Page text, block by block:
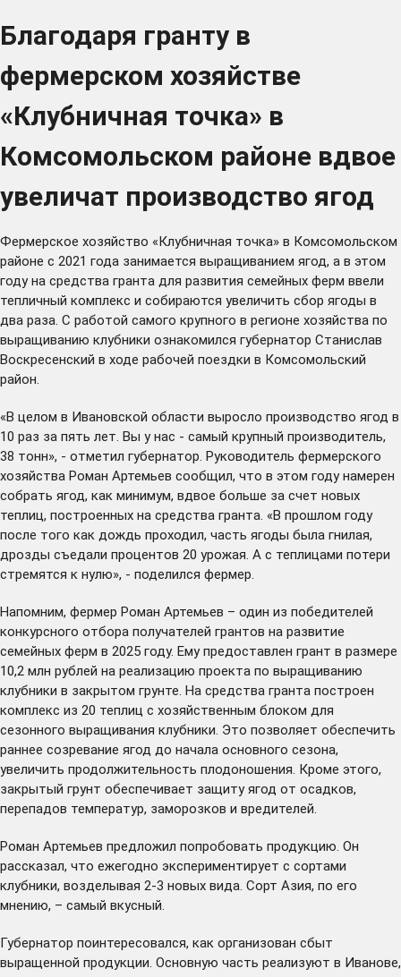
Благодаря гранту в
фермерском хозяйстве
«Клубничная точка» в
Комсомольском районе вдвое
увеличат производство ягод
Фермерское хозяйство «Клубничная точка» в Комсомольском
районе с 2021 года занимается выращиванием ягод, а в этом
году на средства гранта для развития семейных ферм ввели
тепличный комплекс и собираются увеличить сбор ягоды в
два раза. С работой самого крупного в регионе хозяйства по
выращиванию клубники ознакомился губернатор Станислав
Воскресенский в ходе рабочей поездки в Комсомольский
район.
«В целом в Ивановской области выросло производство ягод в
10 раз за пять лет. Вы у нас - самый крупный производитель,
38 тонн», - отметил губернатор. Руководитель фермерского
хозяйства Роман Артемьев сообщил, что в этом году намерен
собрать ягод, как минимум, вдвое больше за счет новых
теплиц, построенных на средства гранта. «В прошлом году
после того как дождь проходил, часть ягоды была гнилая,
дрозды съедали процентов 20 урожая. А с теплицами потери
стремятся к нулю», - поделился фермер.
Напомним, фермер Роман Артемьев – один из победителей
конкурсного отбора получателей грантов на развитие
семейных ферм в 2025 году. Ему предоставлен грант в размере
10,2 млн рублей на реализацию проекта по выращиванию
клубники в закрытом грунте. На средства гранта построен
комплекс из 20 теплиц с хозяйственным блоком для
сезонного выращивания клубники. Это позволяет обеспечить
раннее созревание ягод до начала основного сезона,
увеличить продолжительность плодоношения. Кроме этого,
закрытый грунт обеспечивает защиту ягод от осадков,
перепадов температур, заморозков и вредителей.
Роман Артемьев предложил попробовать продукцию. Он
рассказал, что ежегодно экспериментирует с сортами
клубники, возделывая 2-3 новых вида. Сорт Азия, по его
мнению, – самый вкусный.
Губернатор поинтересовался, как организован сбыт
выращенной продукции. Основную часть реализуют в Иванове,